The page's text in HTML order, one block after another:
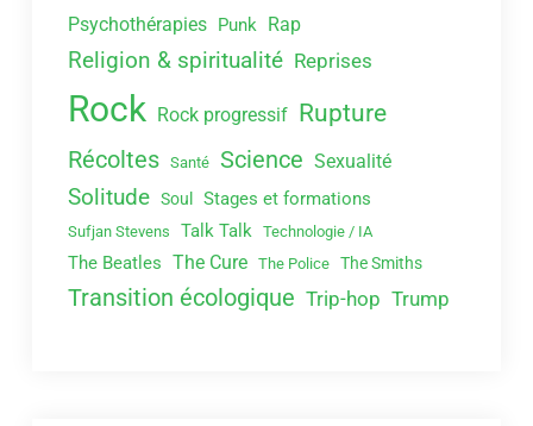
Psychothérapies Punk Rap
Religion & spiritualité Reprises
Rock Rock progressif Rupture
Récoltes Santé Science Sexualité
Solitude Soul Stages et formations
Sufjan Stevens Talk Talk Technologie / IA
The Beatles The Cure The Police The Smiths
Transition écologique Trip-hop Trump